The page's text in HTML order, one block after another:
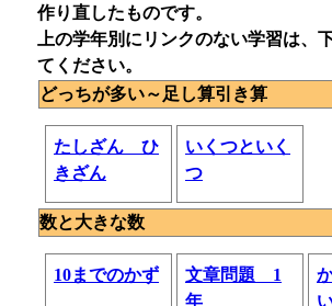
作り直したものです。
上の学年別にリンクのない学習は、
てください。
どっちが多い～足し算引き算
たしざん ひ
きざん
いくつといく
つ
数と大きな数
10までのかず
文章問題 1
年